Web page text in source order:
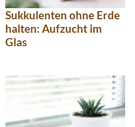
Sukkulenten ohne Erde
halten: Aufzucht im
Glas